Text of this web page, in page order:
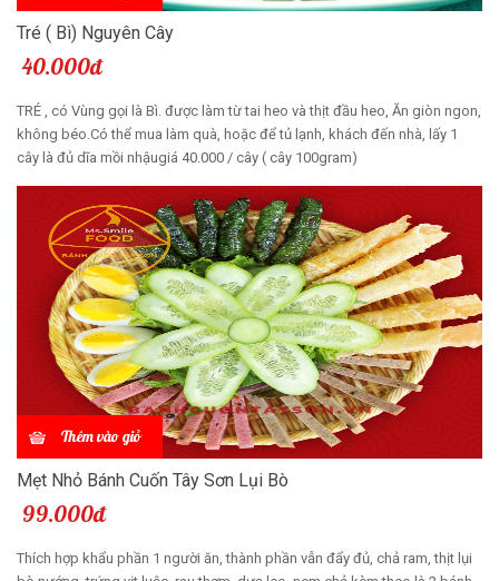
Tré ( Bì) Nguyên Cây
40.000đ
TRÉ , có Vùng gọi là Bì. được làm từ tai heo và thịt đầu heo, Ăn giòn ngon,
không béo.Có thể mua làm quà, hoặc để tủ lạnh, khách đến nhà, lấy 1
cây là đủ dĩa mồi nhậugiá 40.000 / cây ( cây 100gram)
Thêm vào giỏ
Mẹt Nhỏ Bánh Cuốn Tây Sơn Lụi Bò
99.000đ
Thích hợp khẩu phần 1 người ăn, thành phần vẫn đẩy đủ, chả ram, thịt lụi